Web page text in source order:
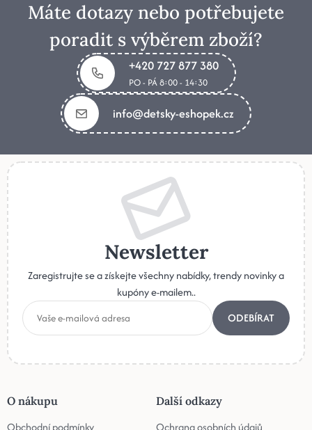
Máte dotazy nebo potřebujete
poradit s výběrem zboží?
+420 727 877 380
PO - PÁ 8:00 - 14:30
info@detsky-eshopek.cz
Newsletter
Zaregistrujte se a získejte všechny nabídky, trendy novinky a
kupóny e-mailem..
ODEBÍRAT
O nákupu
Obchodní podmínky
Další odkazy
Ochrana osobních údajů